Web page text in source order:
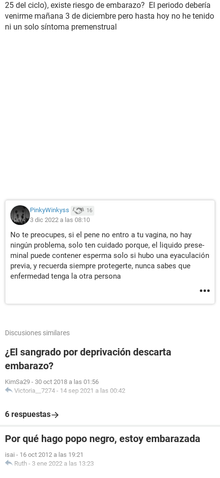
25 del ciclo), existe riesgo de embarazo? El periodo debería
venirme mañana 3 de diciembre pero hasta hoy no he tenido
ni un solo síntoma premenstrual
PinkyWinkyss 16
3 dic 2022 a las 08:10
No te preocupes, si el pene no entro a tu vagina, no hay
ningún problema, solo ten cuidado porque, el liquido prese-
minal puede contener esperma solo si hubo una eyaculación
previa, y recuerda siempre protegerte, nunca sabes que
enfermedad tenga la otra persona
Discusiones similares
¿El sangrado por deprivación descarta
embarazo?
KimSa29 - 30 oct 2018 a las 01:56
Victoria__7274 - 14 sep 2021 a las 00:42
6 respuestas
Por qué hago popo negro, estoy embarazada
isai - 16 oct 2012 a las 19:21
Ruth - 3 ene 2022 a las 13:23